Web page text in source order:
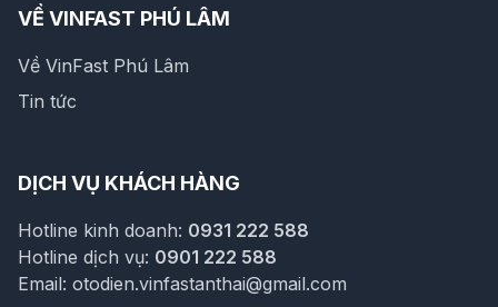
VỀ VINFAST PHÚ LÂM
Về VinFast Phú Lâm
Tin tức
DỊCH VỤ KHÁCH HÀNG
Hotline kinh doanh: 0931 222 588
Hotline dịch vụ: 0901 222 588
Email: otodien.vinfastanthai@gmail.com